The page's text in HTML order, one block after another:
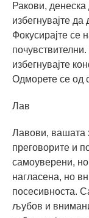
Ракови, денеска
избегнувајте
Фокусирајте се
избегнувајте
Одморете се од
Лав
Лавови, вашата
преговорите и
самоуверени,
нагласена, но
посесивноста.
љубов и